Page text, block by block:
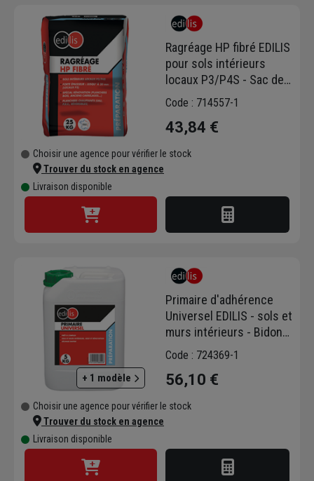
Ragréage HP fibré EDILIS
pour sols intérieurs
locaux P3/P4S - Sac de
25 KG
Code : 714557-1
43,84 €
Choisir une agence pour vérifier le stock
Trouver du stock en agence
Livraison disponible
+ 1 modèle
Primaire d'adhérence
Universel EDILIS - sols et
murs intérieurs - Bidon
de 5 KG
Code : 724369-1
56,10 €
Choisir une agence pour vérifier le stock
Trouver du stock en agence
Livraison disponible